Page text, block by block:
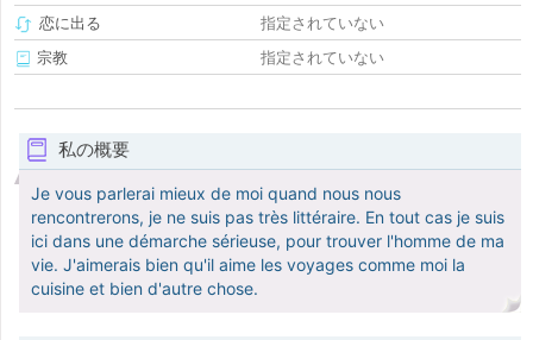
恋に出る
指定されていない
宗教
指定されていない
私の概要
Je vous parlerai mieux de moi quand nous nous
rencontrerons, je ne suis pas très littéraire. En tout cas je suis
ici dans une démarche sérieuse, pour trouver l'homme de ma
vie. J'aimerais bien qu'il aime les voyages comme moi la
cuisine et bien d'autre chose.